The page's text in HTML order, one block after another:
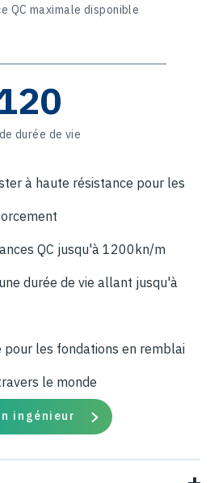
QC maximale disponible
durée de vie
à haute résistance pour les
QC jusqu'à 1200kn/m
durée de vie allant jusqu'à
les fondations en remblai
le monde
ingénieur